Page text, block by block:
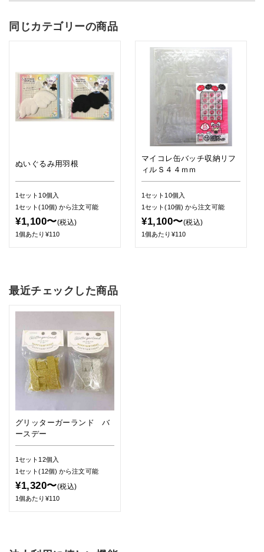
同じカテゴリーの商品
ぬいぐるみ用羽根
1セット10個入
1セット(10個)から注文可能
¥1,100〜(税込)
1個あたり¥110
マイコレ缶バッチ収納リフ
ィルＳ４４ｍｍ
1セット10個入
1セット(10個)から注文可能
¥1,100〜(税込)
1個あたり¥110
最近チェックした商品
グリッターガーランド バ
ースデー
1セット12個入
1セット(12個)から注文可能
¥1,320〜(税込)
1個あたり¥110